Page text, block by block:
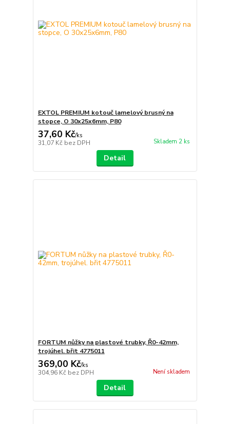
EXTOL PREMIUM kotouč lamelový brusný na
stopce, O 30x25x6mm, P80
37,60 Kč/ks
31,07 Kč bez DPH Skladem 2 ks
Detail
FORTUM nůžky na plastové trubky, Ř0-42mm,
trojúhel. břit 4775011
369,00 Kč/ks
304,96 Kč bez DPH Není skladem
Detail